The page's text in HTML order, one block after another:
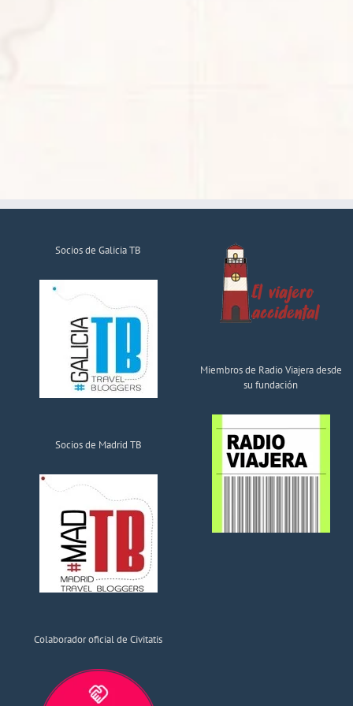
Socios de Galicia TB
Socios de Madrid TB
Colaborador oficial de Civitatis
Miembros de Radio Viajera desde
su fundación